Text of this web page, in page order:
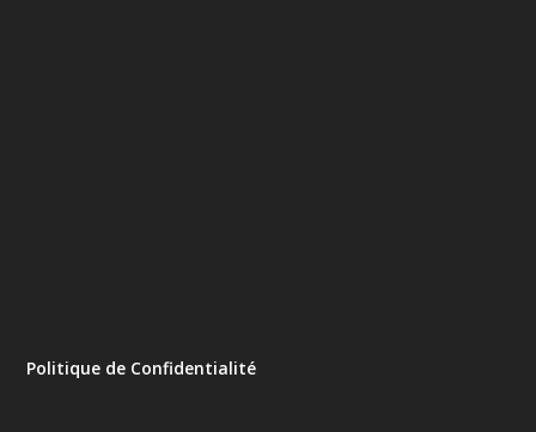
Politique de Confidentialité